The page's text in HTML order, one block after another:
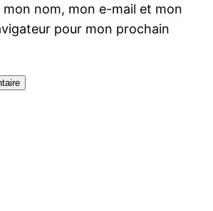
mon nom, mon e-mail et mon
pour mon prochain